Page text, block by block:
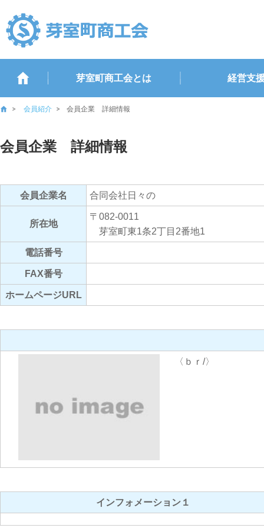
芽室町商工会とは 経営支
会員紹介 会員企業 詳細情報
会員企業 詳細情報
会員企業名 合同会社日々の
所在地
〒082-0011
芽室町東1条2丁目2番地1
電話番号
FAX番号
ホームページURL
〈ｂｒ/〉
インフォメーション１